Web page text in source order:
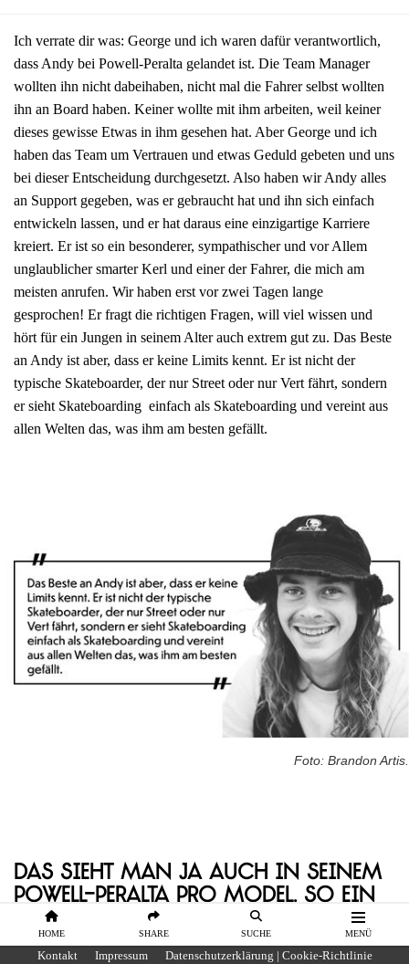
HOME SHARE SUCHE MENÜ
Ich verrate dir was: George und ich waren dafür verantwortlich,
dass Andy bei Powell-Peralta gelandet ist. Die Team Manager
wollten ihn nicht dabeihaben, nicht mal die Fahrer selbst wollten
ihn an Board haben. Keiner wollte mit ihm arbeiten, weil keiner
dieses gewisse Etwas in ihm gesehen hat. Aber George und ich
haben das Team um Vertrauen und etwas Geduld gebeten und uns
bei dieser Entscheidung durchgesetzt. Also haben wir Andy alles
an Support gegeben, was er gebraucht hat und ihn sich einfach
entwickeln lassen, und er hat daraus eine einzigartige Karriere
kreiert. Er ist so ein besonderer, sympathischer und vor Allem
unglaublicher smarter Kerl und einer der Fahrer, die mich am
meisten anrufen. Wir haben erst vor zwei Tagen lange
gesprochen! Er fragt die richtigen Fragen, will viel wissen und
hört für ein Jungen in seinem Alter auch extrem gut zu. Das Beste
an Andy ist aber, dass er keine Limits kennt. Er ist nicht der
typische Skateboarder, der nur Street oder nur Vert fährt, sondern
er sieht Skateboarding einfach als Skateboarding und vereint aus
allen Welten das, was ihm am besten gefällt.
Foto: Brandon Artis.
Das sieht man ja auch in seinem
Powell-Peralta Pro Model. So ein
krassen Mix Up Shape hat es ja
auch noch nie gegeben.
Kontakt Impressum Datenschutzerklärung | Cookie-Richtlinie